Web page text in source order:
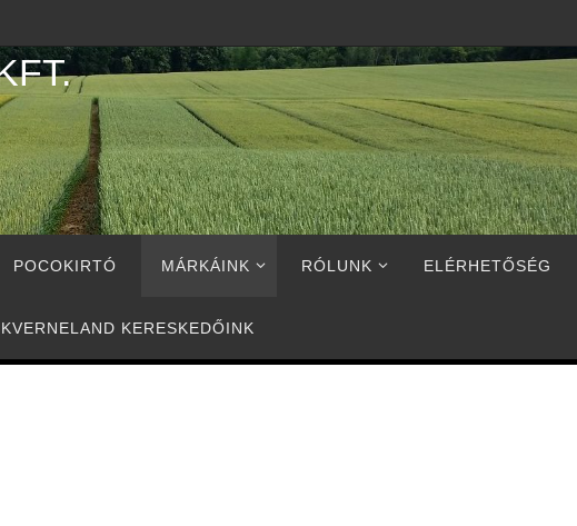
POCOKIRTÓ MÁRKÁINK RÓLUNK ELÉRHETŐSÉG
KVERNELAND KERESKEDŐINK